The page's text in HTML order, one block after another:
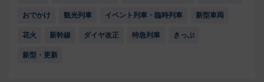
おでかけ 観光列車 イベント列車・臨時列車 新型車両
花火 新幹線 ダイヤ改正 特急列車 きっぷ
新型・更新